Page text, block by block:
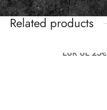
Related products
EUR UE 25€